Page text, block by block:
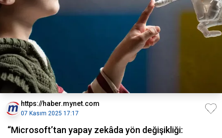
https://haber.mynet.com
07 Kasım 2025 17:17
“Microsoft’tan yapay zekâda yön değişikliği: